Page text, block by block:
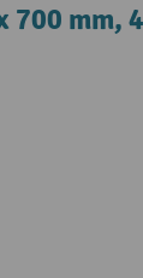
700 mm,